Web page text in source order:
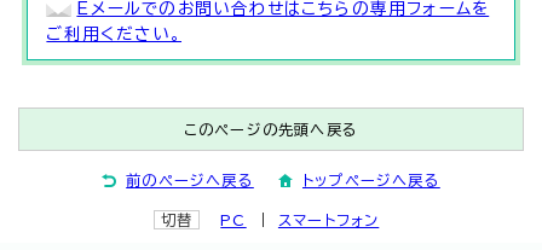
Eメールでのお問い合わせはこちらの専用フォームを
ご利用ください。
このページの先頭へ戻る
前のページへ戻る トップページへ戻る
切替 PC スマートフォン